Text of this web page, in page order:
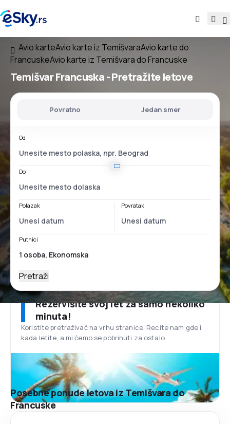
Avio karteAvio karte iz TemišvaraAvio karte do
FrancuskeAvio karte iz Temišvara do Francuske
Temišvar Francuska- Pretražite letove
Povratno Jedan smer
Od
Do
Polazak Povratak
Putnici
Pretraži
Rezervišite svoj let za samo nekoliko
minuta!
Koristite pretraživač na vrhu stranice. Recite nam gde i
kada letite, a mi ćemo se pobrinuti za ostalo.
Posebne ponude letova iz Temišvara do
Francuske